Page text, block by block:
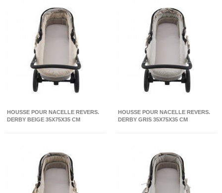
HOUSSE POUR NACELLE REVERS.
DERBY BEIGE 35X75X35 CM
HOUSSE POUR NACELLE REVERS.
DERBY GRIS 35X75X35 CM